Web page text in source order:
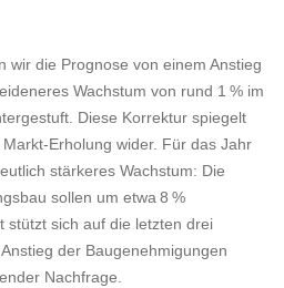
wir die Prognose von einem Anstieg
Wachstum von rund 1 % im
Diese Korrektur spiegelt
wider. Für das Jahr
stärkeres Wachstum: Die
sollen um etwa 8 %
stützt sich auf die letzten drei
der Baugenehmigungen
Nachfrage.